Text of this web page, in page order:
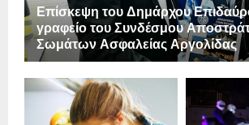
Επίσκεψη του Δημάρχου
γραφείο του Συνδέσμου
Σωμάτων Ασφαλείας Αργολίδας